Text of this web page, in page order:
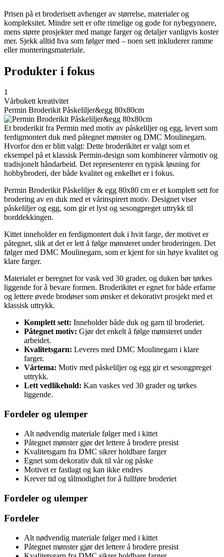
Prisen på et broderisett avhenger av størrelse, materialer og
kompleksitet. Mindre sett er ofte rimelige og gode for nybegynnere,
mens større prosjekter med mange farger og detaljer vanligvis koster
mer. Sjekk alltid hva som følger med – noen sett inkluderer ramme
eller monteringsmateriale.
Produkter i fokus
1
Vårbukett kreativitet
Permin Broderikit Påskeliljer&egg 80x80cm
Et broderikit fra Permin med motiv av påskeliljer og egg, levert som
ferdigmontert duk med påtegnet mønster og DMC Moulinegarn.
Hvorfor den er blitt valgt: Dette broderikitet er valgt som et
eksempel på et klassisk Permin-design som kombinerer vårmotiv og
tradisjonelt håndarbeid. Det representerer en typisk løsning for
hobbybroderi, der både kvalitet og enkelhet er i fokus.
Permin Broderikit Påskeliljer & egg 80x80 cm er et komplett sett for
brodering av en duk med et vårinspirert motiv. Designet viser
påskeliljer og egg, som gir et lyst og sesongpreget uttrykk til
borddekkingen.
Kittet inneholder en ferdigmontert duk i hvit farge, der motivet er
påtegnet, slik at det er lett å følge mønsteret under broderingen. Det
følger med DMC Moulinegarn, som er kjent for sin høye kvalitet og
klare farger.
Materialet er beregnet for vask ved 30 grader, og duken bør tørkes
liggende for å bevare formen. Broderikitet er egnet for både erfarne
og lettere øvede brodøser som ønsker et dekorativt prosjekt med et
klassisk uttrykk.
Komplett sett: Inneholder både duk og garn til broderiet.
Påtegnet motiv: Gjør det enkelt å følge mønsteret under
arbeidet.
Kvalitetsgarn: Leveres med DMC Moulinegarn i klare
farger.
Vårtema: Motiv med påskeliljer og egg gir et sesongpreget
uttrykk.
Lett vedlikehold: Kan vaskes ved 30 grader og tørkes
liggende.
Fordeler og ulemper
Alt nødvendig materiale følger med i kittet
Påtegnet mønster gjør det lettere å brodere presist
Kvalitetsgarn fra DMC sikrer holdbare farger
Egnet som dekorativ duk til vår og påske
Motivet er fastlagt og kan ikke endres
Krever tid og tålmodighet for å fullføre broderiet
Fordeler og ulemper
Fordeler
Alt nødvendig materiale følger med i kittet
Påtegnet mønster gjør det lettere å brodere presist